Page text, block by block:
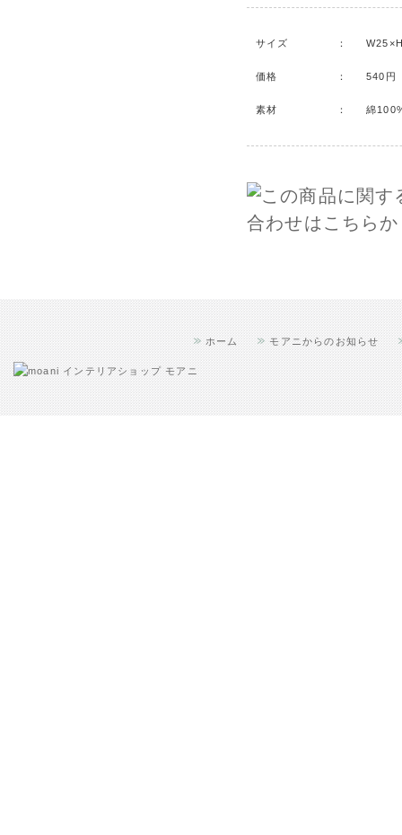
サイズ ：
価格 ： 540円
素材 ： 綿
ホーム モアニからのお知らせ